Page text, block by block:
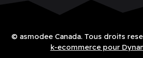
© asmodee Canada. Tous droits
k-ecommerce pour